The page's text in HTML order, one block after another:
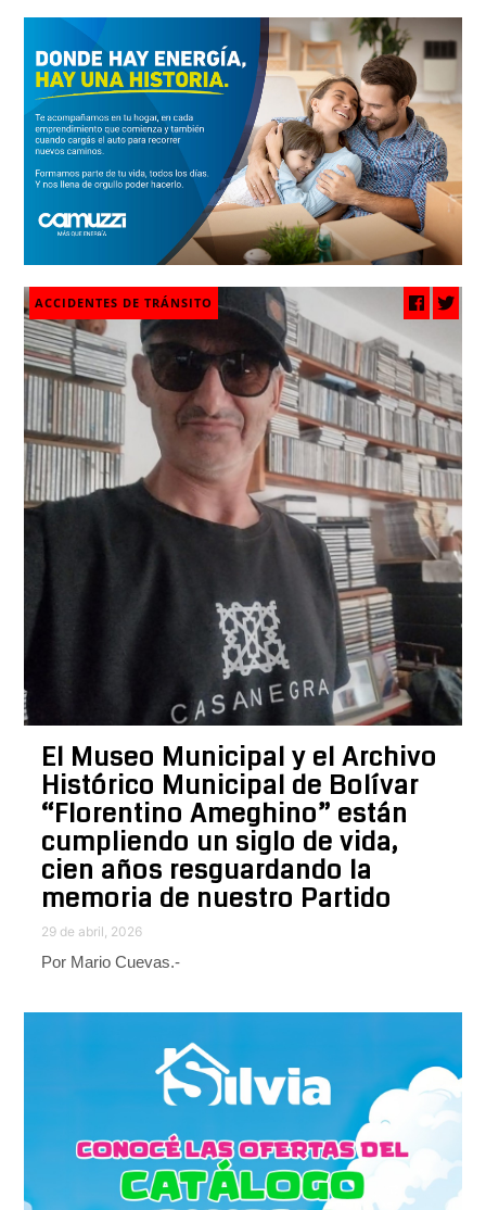
ACCIDENTES DE TRÁNSITO
El Museo Municipal y el Archivo
Histórico Municipal de Bolívar
“Florentino Ameghino” están
cumpliendo un siglo de vida,
cien años resguardando la
memoria de nuestro Partido
29 de abril, 2026
Por Mario Cuevas.-